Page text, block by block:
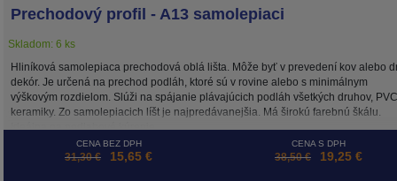
Prechodový profil - A13 samolepiaci
Skladom: 6 ks
Hliníková samolepiaca prechodová oblá lišta. Môže byť v prevedení kov alebo
dekór. Je určená na prechod podláh, ktoré sú v rovine alebo s minimálnym
výškovým rozdielom. Slúži na spájanie plávajúcich podláh všetkých druhov,
keramiky. Zo samolepiacich líšt je najpredávanejšia. Má širokú farebnú škálu.
CENA BEZ DPH
31,30 € 15,65 €
CENA S DPH
38,50 € 19,25 €